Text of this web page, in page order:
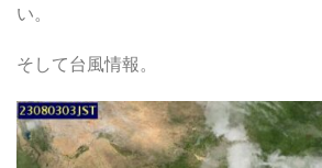
い。
そして台風情報。